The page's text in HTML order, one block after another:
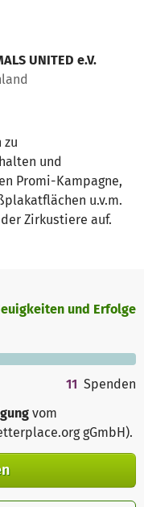
UNITED e.V.
zu
und
Promi-Kampagne,
u.v.m.
Zirkustiere auf.
und Erfolge
11 Spenden
vom
gGmbH).